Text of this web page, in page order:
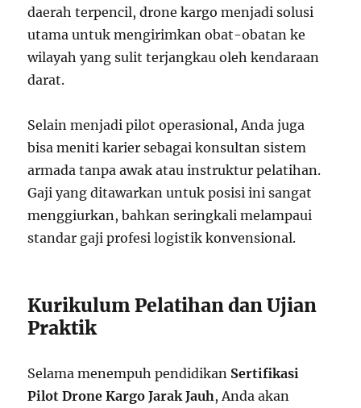
daerah terpencil, drone kargo menjadi solusi
utama untuk mengirimkan obat-obatan ke
wilayah yang sulit terjangkau oleh kendaraan
darat.
Selain menjadi pilot operasional, Anda juga
bisa meniti karier sebagai konsultan sistem
armada tanpa awak atau instruktur pelatihan.
Gaji yang ditawarkan untuk posisi ini sangat
menggiurkan, bahkan seringkali melampaui
standar gaji profesi logistik konvensional.
Kurikulum Pelatihan dan Ujian
Praktik
Selama menempuh pendidikan Sertifikasi
Pilot Drone Kargo Jarak Jauh, Anda akan